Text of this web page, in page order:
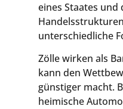
eines Staates
unterschiedliche
Zölle wirken als
kann den
günstiger macht.
heimische